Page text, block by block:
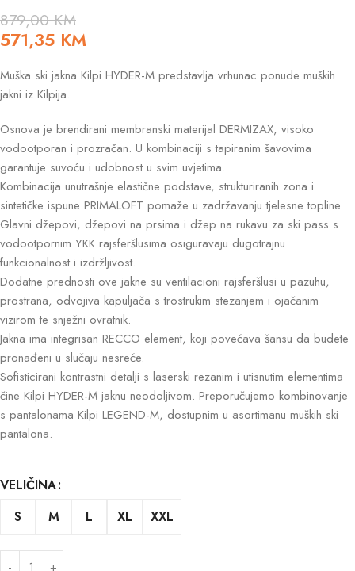
879,00KM
571,35 KM
Muška ski jakna Kilpi HYDER-M predstavlja vrhunac ponude muških
jakni iz Kilpija.
Osnova je brendirani membranski materijal DERMIZAX, visoko
vodootporan i prozračan. U kombinaciji s tapiranim šavovima
garantuje suvoću i udobnost u svim uvjetima.
Kombinacija unutrašnje elastične podstave, strukturiranih zona i
sintetičke ispune PRIMALOFT pomaže u zadržavanju tjelesne topline.
Glavni džepovi, džepovi na prsima i džep na rukavu za ski pass s
vodootpornim YKK rajsferšlusima osiguravaju dugotrajnu
funkcionalnost i izdržljivost.
Dodatne prednosti ove jakne su ventilacioni rajsferšlusi u pazuhu,
prostrana, odvojiva kapuljača s trostrukim stezanjem i ojačanim
vizirom te snježni ovratnik.
Jakna ima integrisan RECCO element, koji povećava šansu da budete
pronađeni u slučaju nesreće.
Sofisticirani kontrastni detalji s laserski rezanim i utisnutim elementima
čine Kilpi HYDER-M jaknu neodoljivom. Preporučujemo kombinovanje
s pantalonama Kilpi LEGEND-M, dostupnim u asortimanu muških ski
pantalona.
VELIČINA
S
M L XL XXL